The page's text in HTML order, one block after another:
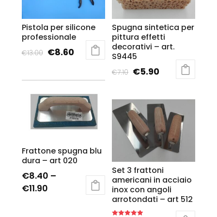
Pistola per silicone
professionale
€13.00 €8.60
Spugna sintetica per
pittura effetti
decorativi – art.
S9445
€7.10 €5.90
Frattone spugna blu
dura – art 020
€8.40 –
€11.90
Set 3 frattoni
americani in acciaio
inox con angoli
arrotondati – art 512